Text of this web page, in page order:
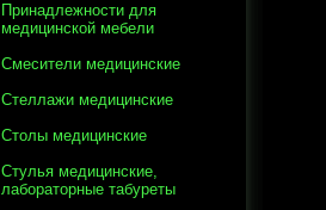
Принадлежности для
медицинской мебели
Смесители медицинские
Стеллажи медицинские
Столы медицинские
Стулья медицинские,
лабораторные табуреты